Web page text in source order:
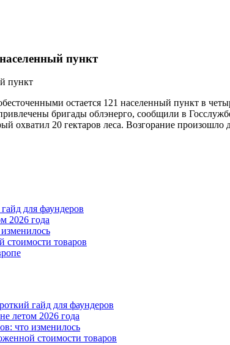
пункт
остается 121 населенный пункт в
бригады облэнерго, сообщили в
охватил 20 гектаров леса. Возгорание
для фаундеров
2026 года
стоимости товаров
гайд для фаундеров
летом 2026 года
что изменилось
стоимости товаров